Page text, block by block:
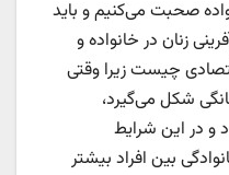
صحبت می‌کنیم و باید
زنان در خانواده و
چیست زیرا وقتی
شکل می‌گیرد،
در این شرایط
بین افراد بیشتر